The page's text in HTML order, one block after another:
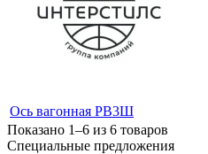
Ось вагонная РВ3Ш
Показано 1–6 из 6 товаров
Специальные предложения